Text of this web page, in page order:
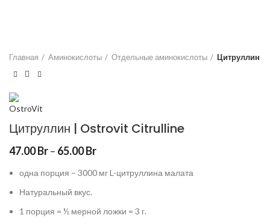
Главная Аминокислоты Отдельные аминокислоты Цитруллин
Цитруллин | Ostrovit Citrulline
47.00Br– 65.00Br
одна порция – 3000 мг L-цитруллина малата
Натуральный вкус.
1 порция = ½ мерной ложки = 3 г.